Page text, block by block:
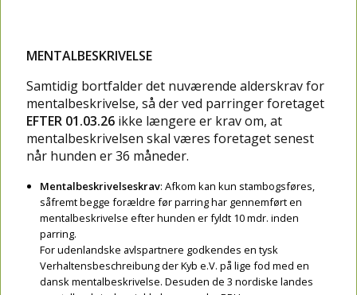
MENTALBESKRIVELSE
Samtidig bortfalder det nuværende alderskrav for
mentalbeskrivelse, så der ved parringer foretaget
EFTER 01.03.26ikke længere er krav om, at
mentalbeskrivelsen skal væres foretaget senest
når hunden er 36 måneder.
Mentalbeskrivelseskrav: Afkom kan kun stambogsføres,
såfremt begge forældre før parring har gennemført en
mentalbeskrivelse efter hunden er fyldt 10 mdr. inden
parring.
For udenlandske avlspartnere godkendes en tysk
Verhaltensbeschreibung der Kyb e.V. på lige fod med en
dansk mentalbeskrivelse. Desuden de 3 nordiske landes